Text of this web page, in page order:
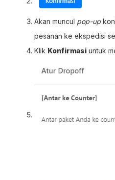
Akan muncul pop-up
pesanan ke ekspedisi
Klik Konfirmasi untuk